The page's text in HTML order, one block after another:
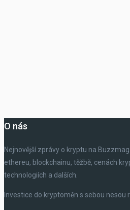
O nás
Nejnovější zprávy o kryptu na
ethereu, blockchainu, těžbě, cenách
technologiích a dalších.
Investice do kryptoměn s sebou nesou